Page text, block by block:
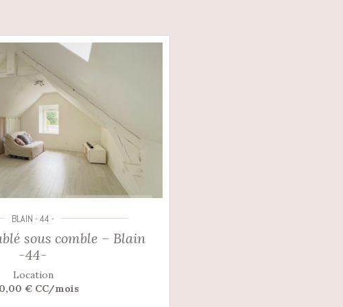
BLAIN - 44 -
sous comble – Blain
-44-
Location
€ CC/mois